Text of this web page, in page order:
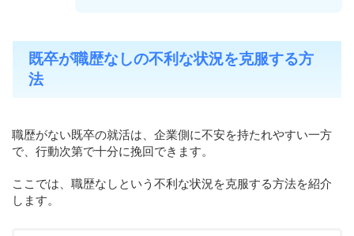
既卒が職歴なしの不利な状況を克服する方
法
職歴がない既卒の就活は、企業側に不安を持たれやすい一方
で、行動次第で十分に挽回できます。
ここでは、職歴なしという不利な状況を克服する方法を紹介
します。